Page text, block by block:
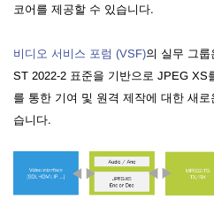
코어를 제공할 수 있습니다.
비디오 서비스 포럼 (VSF)의 실무 그룹
ST 2022-2 표준을 기반으로 JPEG XS
를 통한 기여 및 원격 제작에 대한 새
습니다.